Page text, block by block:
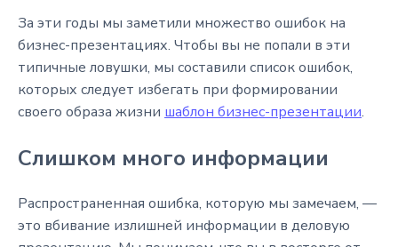
За эти годы мы заметили множество ошибок на
бизнес-презентациях. Чтобы вы не попали в эти
типичные ловушки, мы составили список ошибок,
которых следует избегать при формировании
своего образа жизни шаблон бизнес-презентации.
Слишком много информации
Распространенная ошибка, которую мы замечаем, —
это вбивание излишней информации в деловую